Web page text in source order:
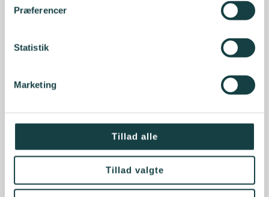
Præferencer
Statistik
Marketing
Tillad alle
Tillad valgte